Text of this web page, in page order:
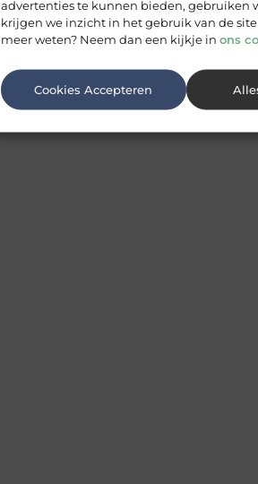
advertenties te kunnen bieden, gebruiken
krijgen we inzicht in het gebruik van de
meer weten? Neem dan een kijkje in ons
Cookies Accepteren